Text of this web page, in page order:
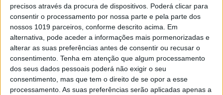
precisos através da procura de dispositivos. Poderá clicar para
consentir o processamento por nossa parte e pela parte dos
nossos 1019 parceiros, conforme descrito acima. Em
alternativa, pode aceder a informações mais pormenorizadas e
alterar as suas preferências antes de consentir ou recusar o
consentimento. Tenha em atenção que algum processamento
dos seus dados pessoais poderá não exigir o seu
consentimento, mas que tem o direito de se opor a esse
processamento. As suas preferências serão aplicadas apenas a
SITES DO GRUPO TRUST IN NEWS
Visão Visão Se7e